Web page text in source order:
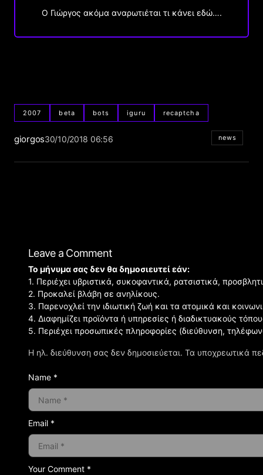
Ο Γιώργος ακόμα αναρωτιέται τι κάνει εδώ….
2007 beta bots iguru recaptcha
giorgos30/10/2018 06:56 news
Leave a Comment
Η ηλ. διεύθυνση σας δεν δημοσιεύεται. Τα υποχρεωτικά
Your Comment *
Το μήνυμα σας δεν θα δημοσιευτεί εάν:
1. Περιέχει υβριστικά, συκοφαντικά, ρατσιστικά,
2. Προκαλεί βλάβη σε ανηλίκους.
3. Παρενοχλεί την ιδιωτική ζωή και τα ατομικά και
4. Διαφημίζει προϊόντα ή υπηρεσίες ή διαδικτυακούς
5. Περιέχει προσωπικές πληροφορίες (διεύθυνση,
Name *
Email *